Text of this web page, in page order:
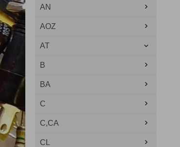
AN
AOZ
AT
B
BA
C
C,CA
CL